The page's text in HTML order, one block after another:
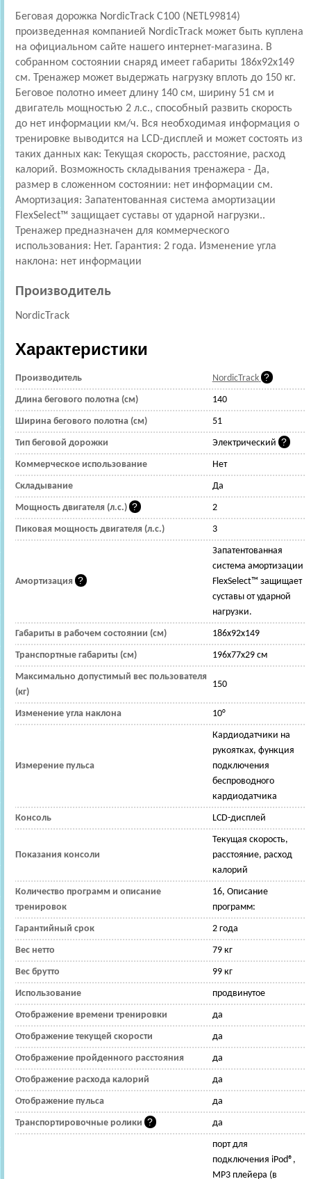
Беговая дорожка NordicTrack C100 (NETL99814)
произведенная компанией NordicTrack может быть куплена
на официальном сайте нашего интернет-магазина. В
собранном состоянии снаряд имеет габариты 186x92x149
см. Тренажер может выдержать нагрузку вплоть до 150 кг.
Беговое полотно имеет длину 140 см, ширину 51 см и
двигатель мощностью 2 л.с., способный развить скорость
до нет информации км/ч. Вся необходимая информация о
тренировке выводится на LCD-дисплей и может состоять из
таких данных как: Текущая скорость, расстояние, расход
калорий. Возможность складывания тренажера - Да,
размер в сложенном состоянии: нет информации см.
Амортизация: Запатентованная система амортизации
FlexSelect™ защищает суставы от ударной нагрузки..
Тренажер предназначен для коммерческого
использования: Нет. Гарантия: 2 года. Изменение угла
наклона: нет информации
Производитель
NordicTrack
Характеристики
Производитель NordicTrack
Длина бегового полотна (см) 140
Ширина бегового полотна (см) 51
Тип беговой дорожки Электрический
Коммерческое использование Нет
Складывание Да
Мощность двигателя (л.с.) 2
Пиковая мощность двигателя (л.с.) 3
Амортизация
Запатентованная
система амортизации
FlexSelect™ защищает
суставы от ударной
нагрузки.
Габариты в рабочем состоянии (см) 186x92x149
Транспортные габариты (см) 196x77x29 см
Максимально допустимый вес пользователя
(кг)
150
Изменение угла наклона 10°
Измерение пульса
Кардиодатчики на
рукоятках, функция
подключения
беспроводного
кардиодатчика
Консоль LCD-дисплей
Показания консоли
Текущая скорость,
расстояние, расход
калорий
Количество программ и описание
тренировок
16, Описание
программ:
Гарантийный срок 2 года
Вес нетто 79 кг
Вес брутто 99 кг
Использование продвинутое
Отображение времени тренировки да
Отображение текущей скорости да
Отображение пройденного расстояния да
Отображение расхода калорий да
Отображение пульса да
Транспортировочные ролики да
порт для
подключения iPod®,
MP3 плейера (в